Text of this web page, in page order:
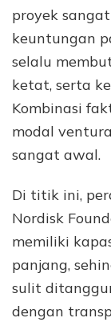
proyek
keuntungan
selalu
ketat, serta
Kombinasi
modal
sangat awal.
Di titik ini,
Nordisk
memiliki
panjang,
sulit
dengan